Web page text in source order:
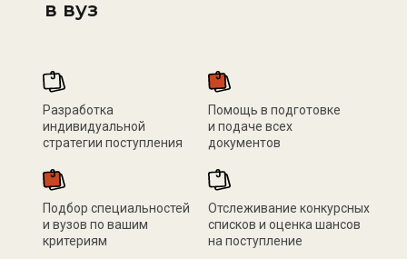
в вуз
Разработка
индивидуальной
стратегии поступления
Помощь в подготовке
и подаче всех
документов
Подбор специальностей
и вузов по вашим
критериям
Отслеживание конкурсных
списков и оценка шансов
на поступление